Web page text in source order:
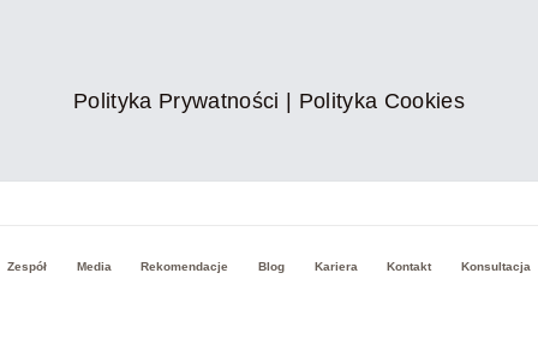
Polityka Prywatności | Polityka Cookies
Zespół Media Rekomendacje Blog Kariera Kontakt Konsultacja